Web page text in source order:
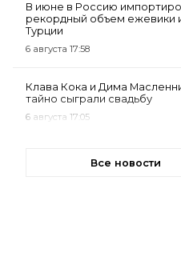
В июне в Россию
рекордный объем ежевики
Турции
6 августа 17:58
Клава Кока и Дима
тайно сыграли свадьбу
6 августа 17:05
Все новости